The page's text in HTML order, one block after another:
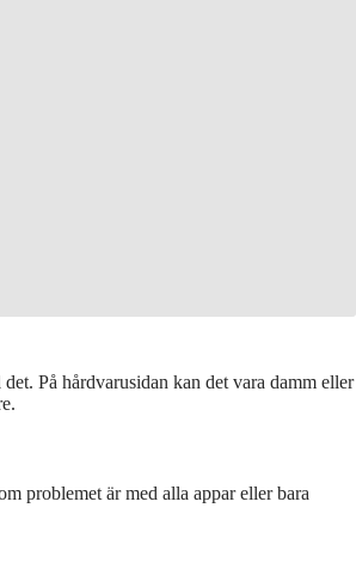
På hårdvarusidan kan det vara damm eller
problemet är med alla appar eller bara